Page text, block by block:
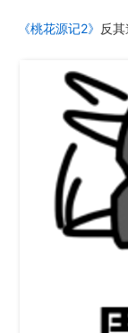
《桃花源记2》 反其